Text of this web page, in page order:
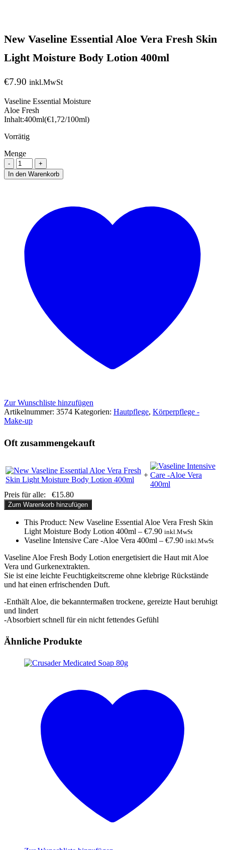
New Vaseline Essential Aloe Vera Fresh Skin
Light Moisture Body Lotion 400ml
€7.90 inkl.MwSt
Vaseline Essential Moisture
Aloe Fresh
Inhalt:400ml(€1,72/100ml)
Vorrätig
Menge
Menge
In den Warenkorb
Zur Wunschliste hinzufügen
Artikelnummer: 3574 Kategorien: Hautpflege, Körperpflege -
Make-up
Oft zusammengekauft
+
Preis für alle: €15.80
Zum Warenkorb hinzufügen
This Product: New Vaseline Essential Aloe Vera Fresh Skin
Light Moisture Body Lotion 400ml – €7.90 inkl.MwSt
Vaseline Intensive Care -Aloe Vera 400ml – €7.90 inkl.MwSt
Vaseline Aloe Fresh Body Lotion energetisiert die Haut mit Aloe
Vera und Gurkenextrakten.
Sie ist eine leichte Feuchtigkeitscreme ohne klebrige Rückstände
und hat einen erfrischenden Duft.
-Enthält Aloe, die bekanntermaßen trockene, gereizte Haut beruhigt
und lindert
-Absorbiert schnell für ein nicht fettendes Gefühl
Ähnliche Produkte